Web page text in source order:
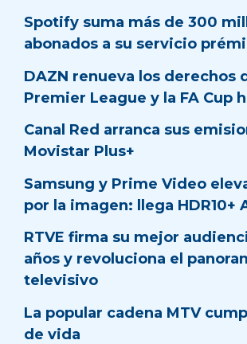
Spotify suma más de 300
abonados a su servicio
DAZN renueva los derechos
Premier League y la FA Cup
Canal Red arranca sus
Movistar Plus+
Samsung y Prime Video
por la imagen: llega HDR10+
RTVE firma su mejor
años y revoluciona el
televisivo
La popular cadena MTV
de vida